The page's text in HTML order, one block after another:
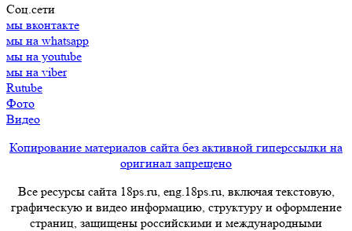
Соц.сети
мы вконтакте
мы на whatsapp
мы на youtube
мы на viber
Rutube
Фото
Видео
Копирование материалов сайта без активной гиперссылки на
оригинал запрещено
Все ресурсы сайта 18ps.ru, eng.18ps.ru, включая текстовую,
графическую и видео информацию, структуру и оформление
страниц, защищены российскими и международными